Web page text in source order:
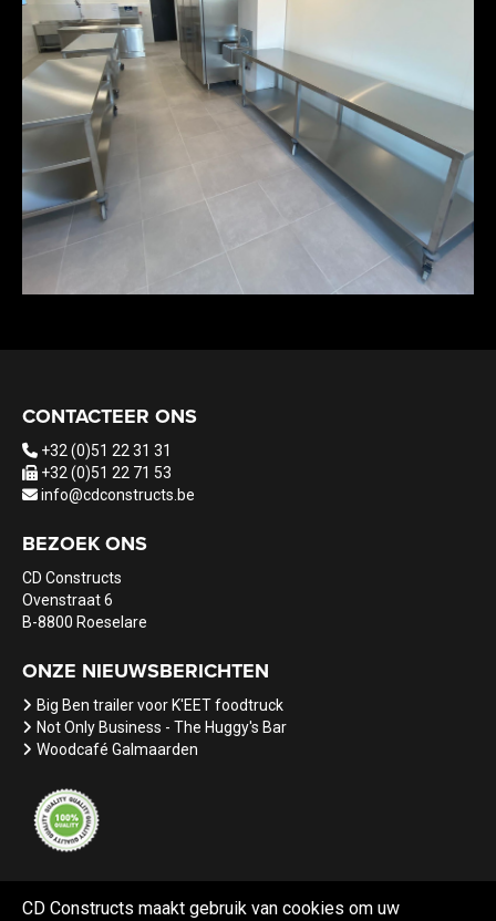
CD Constructs maakt gebruik van cookies om uw
CONTACTEER ONS
+32 (0)51 22 31 31
+32 (0)51 22 71 53
info@cdconstructs.be
BEZOEK ONS
CD Constructs
Ovenstraat 6
B-8800 Roeselare
ONZE NIEUWSBERICHTEN
Big Ben trailer voor K'EET foodtruck
Not Only Business - The Huggy's Bar
Woodcafé Galmaarden